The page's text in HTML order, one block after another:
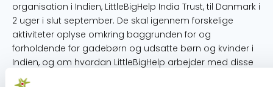
organisation i Indien, LittleBigHelp India Trust, til Danmark i
2 uger i slut september. De skal igennem forskelige
aktiviteter oplyse omkring baggrunden for og
forholdende for gadebørn og udsatte børn og kvinder i
Indien, og om hvordan LittleBigHelp arbejder med disse
problemstillinger. Formålet med aktiviteterne er også at